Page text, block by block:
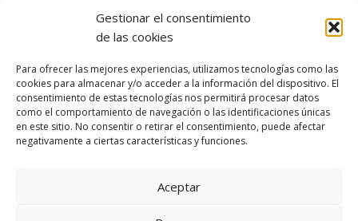
Gestionar el consentimiento
de las cookies
Para ofrecer las mejores experiencias, utilizamos tecnologías como las
cookies para almacenar y/o acceder a la información del dispositivo. El
consentimiento de estas tecnologías nos permitirá procesar datos
como el comportamiento de navegación o las identificaciones únicas
en este sitio. No consentir o retirar el consentimiento, puede afectar
negativamente a ciertas características y funciones.
Aceptar
Tienda online
Información sobre envíos
Cancelación y devolución
Pago seguro
Condiciones generales de compra